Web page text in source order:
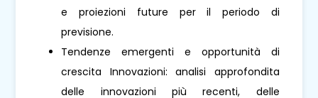
e proiezioni future per il periodo di
previsione.
Tendenze emergenti e opportunità di
crescita Innovazioni: analisi approfondita
delle innovazioni più recenti, delle